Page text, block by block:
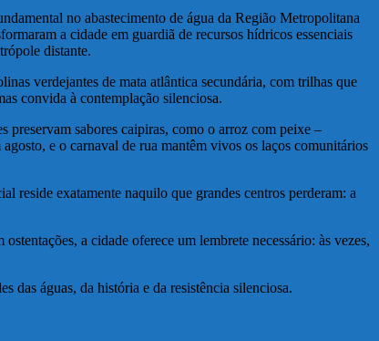
no abastecimento de água da Região Metropolitana
a cidade em guardiã de recursos hídricos essenciais
distante.
verdejantes de mata atlântica secundária, com trilhas que
convida à contemplação silenciosa.
preservam sabores caipiras, como o arroz com peixe –
e o carnaval de rua mantêm vivos os laços comunitários
reside exatamente naquilo que grandes centros perderam: a
a cidade oferece um lembrete necessário: às vezes,
das águas, da história e da resistência silenciosa.